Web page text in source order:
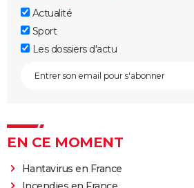
Actualité
Sport
Les dossiers d'actu
EN CE MOMENT
Hantavirus en France